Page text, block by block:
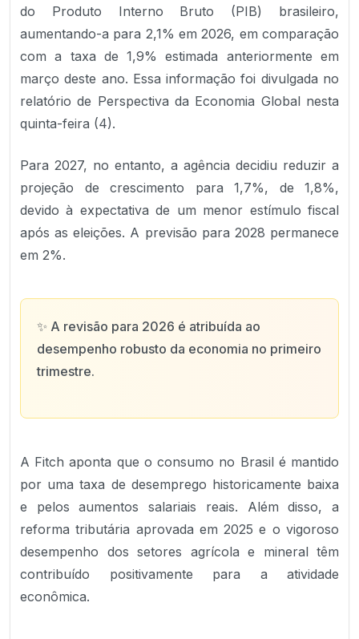
do Produto Interno Bruto (PIB) brasileiro,
aumentando-a para 2,1% em 2026, em comparação
com a taxa de 1,9% estimada anteriormente em
março deste ano. Essa informação foi divulgada no
relatório de Perspectiva da Economia Global nesta
quinta-feira (4).
Para 2027, no entanto, a agência decidiu reduzir a
projeção de crescimento para 1,7%, de 1,8%,
devido à expectativa de um menor estímulo fiscal
após as eleições. A previsão para 2028 permanece
em 2%.
✨ A revisão para 2026 é atribuída ao
desempenho robusto da economia no primeiro
trimestre.
A Fitch aponta que o consumo no Brasil é mantido
por uma taxa de desemprego historicamente baixa
e pelos aumentos salariais reais. Além disso, a
reforma tributária aprovada em 2025 e o vigoroso
desempenho dos setores agrícola e mineral têm
contribuído positivamente para a atividade
econômica.